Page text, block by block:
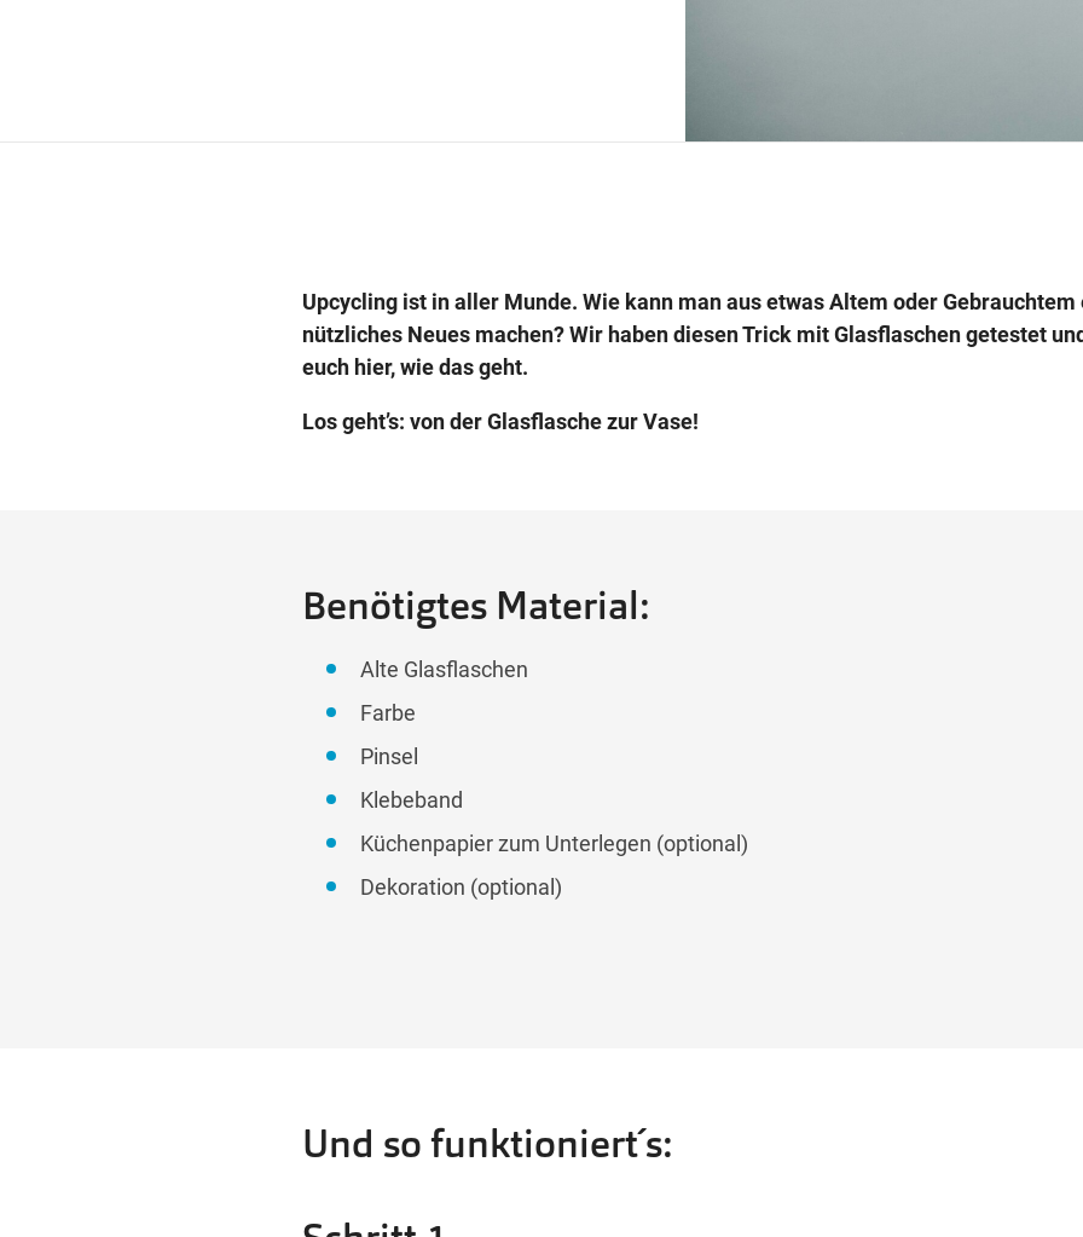
Upcycling ist in aller Munde. Wie kann man aus etwas Altem oder Gebrauchtem
nützliches Neues machen? Wir haben diesen Trick mit Glasflaschen getestet
euch hier, wie das geht.
Los geht’s: von der Glasflasche zur Vase!
Benötigtes Material:
Alte Glasflaschen
Farbe
Pinsel
Klebeband
Küchenpapier zum Unterlegen (optional)
Dekoration (optional)
Und so funktioniert´s: